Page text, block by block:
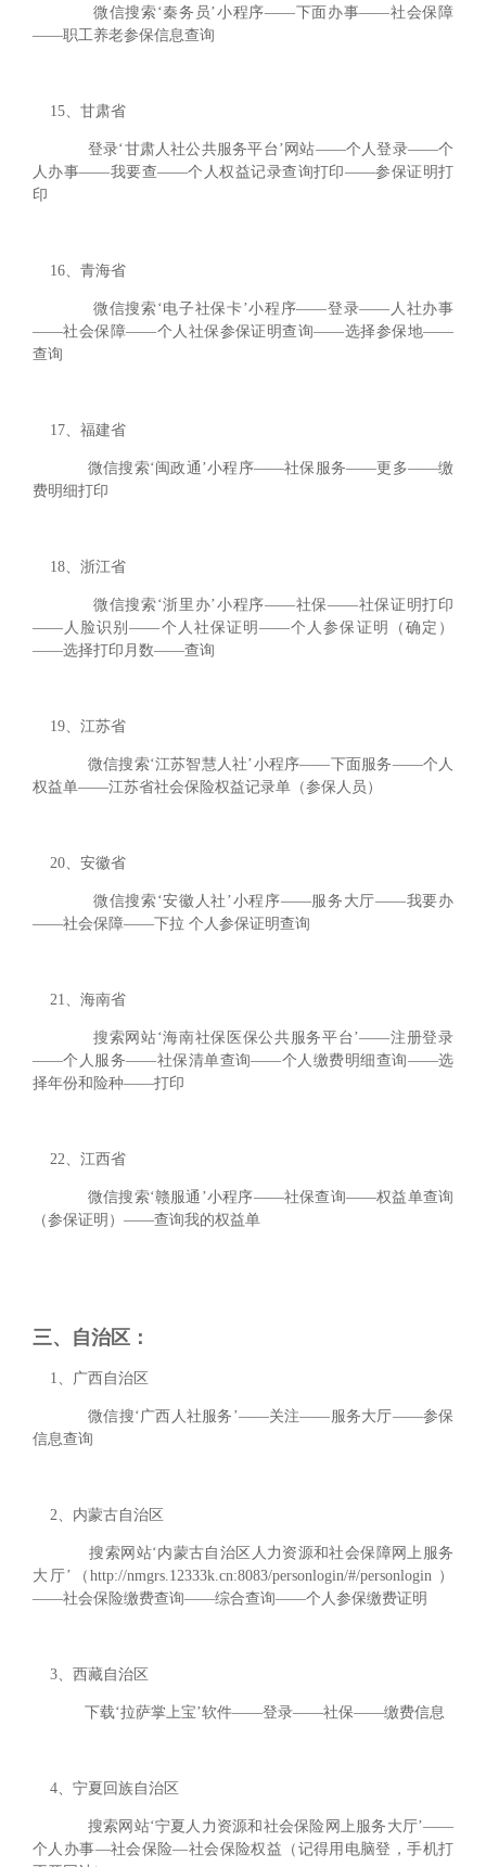
微信搜索‘秦务员’小程序——下面办事——社会保障
——职工养老参保信息查询
15、甘肃省
登录‘甘肃人社公共服务平台’网站——个人登录——个
人办事——我要查——个人权益记录查询打印——参保证明打
印
16、青海省
微信搜索‘电子社保卡’小程序——登录——人社办事
——社会保障——个人社保参保证明查询——选择参保地——
查询
17、福建省
微信搜索‘闽政通’小程序——社保服务——更多——缴
费明细打印
18、浙江省
微信搜索‘浙里办’小程序——社保——社保证明打印
——人脸识别——个人社保证明——个人参保证明（确定）
——选择打印月数——查询
19、江苏省
微信搜索‘江苏智慧人社’小程序——下面服务——个人
权益单——江苏省社会保险权益记录单（参保人员）
20、安徽省
微信搜索‘安徽人社’小程序——服务大厅——我要办
——社会保障——下拉 个人参保证明查询
21、海南省
搜索网站‘海南社保医保公共服务平台’——注册登录
——个人服务——社保清单查询——个人缴费明细查询——选
择年份和险种——打印
22、江西省
微信搜索‘赣服通’小程序——社保查询——权益单查询
（参保证明）——查询我的权益单
三 自治区：
1、广西自治区
微信搜‘广西人社服务’——关注——服务大厅——参保
信息查询
2、内蒙古自治区
搜索网站‘内蒙古自治区人力资源和社会保障网上服务
大厅’（http://nmgrs.12333k.cn:8083/personlogin/#/personlogin ）
——社会保险缴费查询——综合查询——个人参保缴费证明
3、西藏自治区
下载‘拉萨掌上宝’软件——登录——社保——缴费信息
4、宁夏回族自治区
搜索网站‘宁夏人力资源和社会保险网上服务大厅’——
个人办事—社会保险—社会保险权益（记得用电脑登，手机打